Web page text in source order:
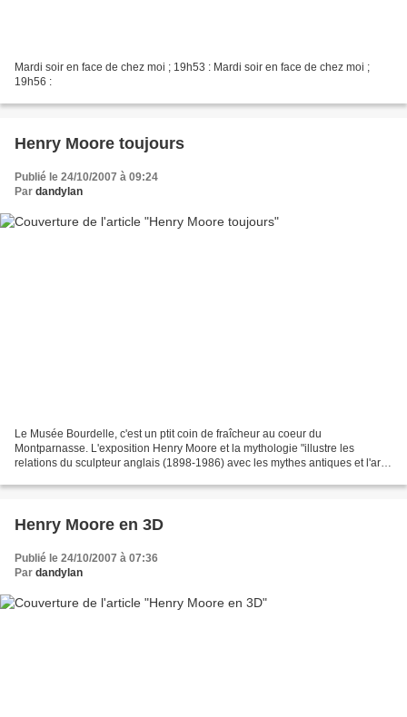
Mardi soir en face de chez moi ; 19h53 : Mardi soir en face de chez moi ;
19h56 :
Henry Moore toujours
Publié le 24/10/2007 à 09:24
Par dandylan
Le Musée Bourdelle, c'est un ptit coin de fraîcheur au coeur du
Montparnasse. L'exposition Henry Moore et la mythologie "illustre les
relations du sculpteur anglais (1898-1986) avec les mythes antiques et l'art
Henry Moore en 3D
Publié le 24/10/2007 à 07:36
Par dandylan